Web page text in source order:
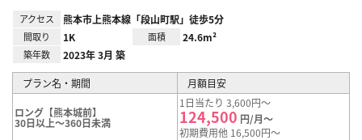
アクセス 熊本市上熊本線「段山町駅」徒歩5分
間取り 1K 面積 24.6m²
築年数 2023年 3月 築
プラン名・期間 月額目安
ロング【熊本城前】
30日以上～360日未満
1日当たり 3,600円～
124,500 円/月～
初期費用他 16,500円～